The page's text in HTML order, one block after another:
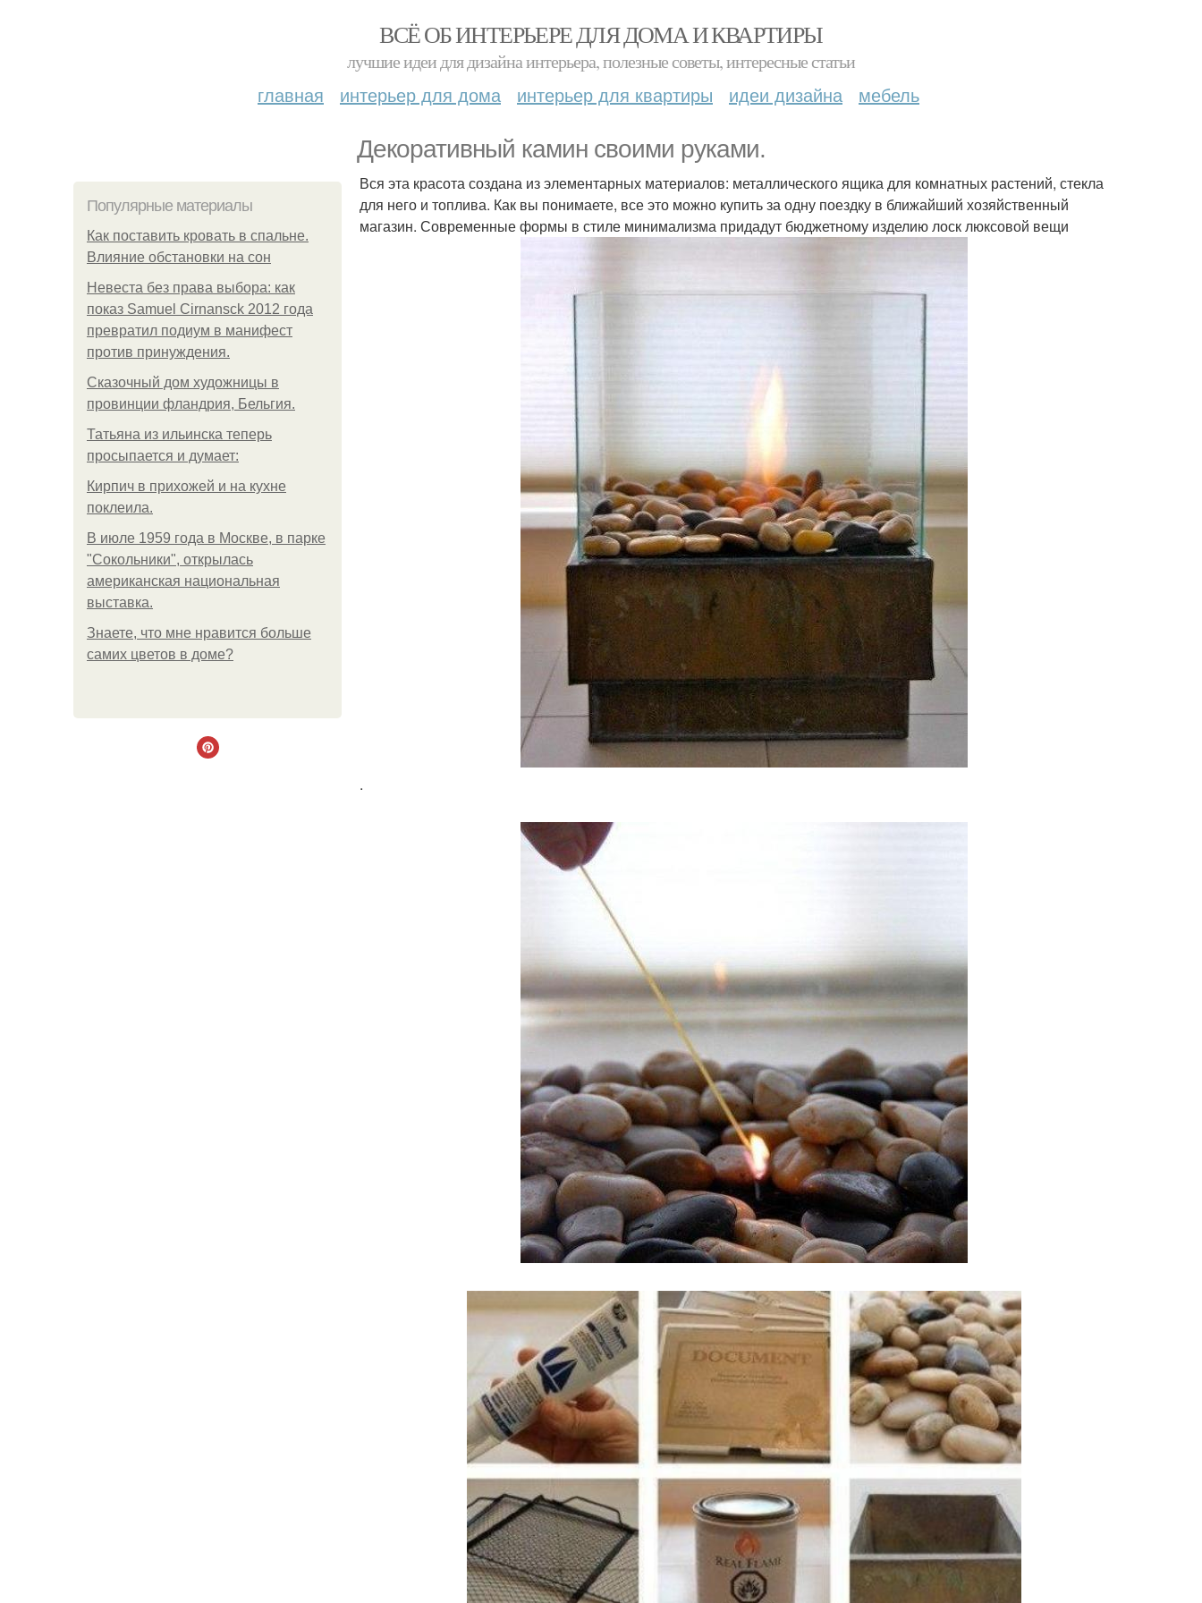
ВСЁ ОБ ИНТЕРЬЕРЕ ДЛЯ ДОМА И КВАРТИРЫ
лучшие идеи для дизайна интерьера, полезные советы, интересные статьи
главная интерьер для дома интерьер для квартиры идеи дизайна мебель
Декоративный камин своими руками.
Популярные материалы
Как поставить кровать в спальне.
Влияние обстановки на сон
Невеста без права выбора: как
показ Samuel Cirnansck 2012 года
превратил подиум в манифест
против принуждения.
Сказочный дом художницы в
провинции фландрия, Бельгия.
Татьяна из ильинска теперь
просыпается и думает:
Кирпич в прихожей и на кухне
поклеила.
В июле 1959 года в Москве, в парке
"Сокольники", открылась
американская национальная
выставка.
Знаете, что мне нравится больше
самих цветов в доме?
Вся эта красота создана из элементарных материалов: металлического ящика для комнатных растений, стекла
для него и топлива. Как вы понимаете, все это можно купить за одну поездку в ближайший хозяйственный
магазин. Современные формы в стиле минимализма придадут бюджетному изделию лоск люксовой вещи
.